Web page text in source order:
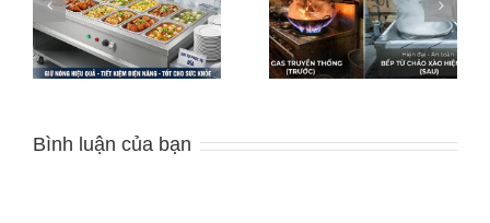
Bếp Từ Thay Thế Bếp
Gas Tiết Kiệm
Vai Trò Của Bếp Á
Công Nghiệp Trong Hệ
Thống Bếp Trung Tâm
Bình luận của bạn